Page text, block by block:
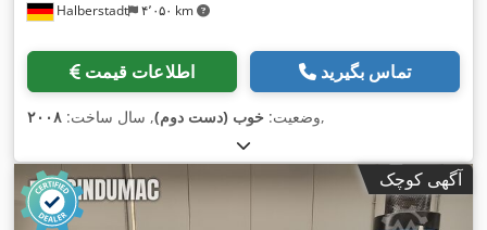
Halberstadt ۴٬۰۵۰ km
اطلاعات قیمت تماس بگیرید
وضعیت: خوب (دست دوم), سال ساخت: ۲۰۰۸ ,
آگهی کوچک